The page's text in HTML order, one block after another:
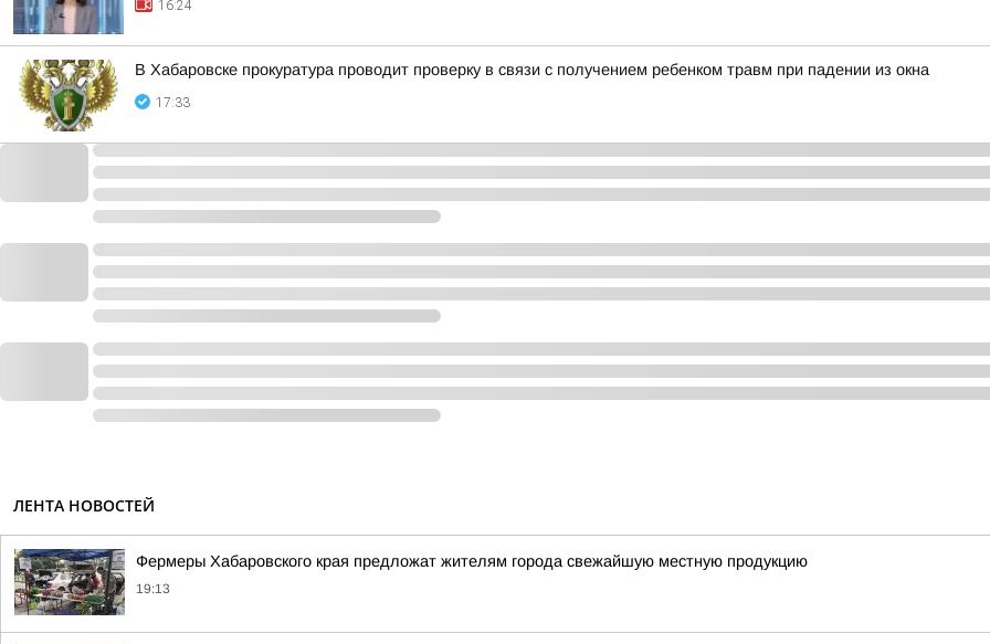
16:24
В Хабаровске прокуратура проводит проверку в связи с получением ребенком травм при падении из окна
17:33
ЛЕНТА НОВОСТЕЙ
Фермеры Хабаровского края предложат жителям города свежайшую местную продукцию
19:13